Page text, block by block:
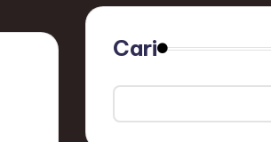
Cari